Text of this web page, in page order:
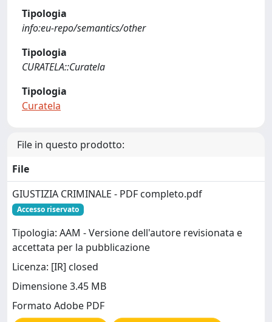
Tipologia
info:eu-repo/semantics/other
Tipologia
CURATELA::Curatela
Tipologia
Curatela
File in questo prodotto:
File
GIUSTIZIA CRIMINALE - PDF completo.pdf
Accesso riservato
Tipologia: AAM - Versione dell'autore revisionata e
accettata per la pubblicazione
Licenza: [IR] closed
Dimensione 3.45 MB
Formato Adobe PDF